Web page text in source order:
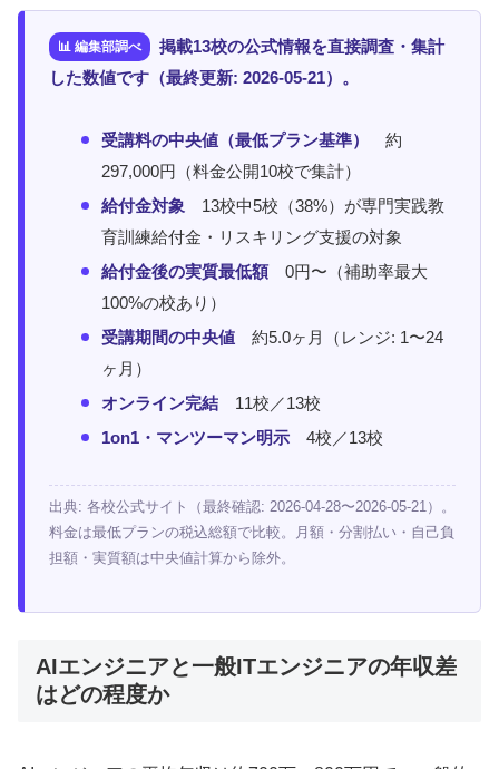
掲載13校の公式情報を直接調査・集計
した数値です（最終更新: 2026-05-21）。
受講料の中央値（最低プラン基準）
約
297,000円（料金公開10校で集計）
給付金対象 13校中5校（38%）が専門実践教
育訓練給付金・リスキリング支援の対象
給付金後の実質最低額0円〜（補助率最大
100%の校あり）
受講期間の中央値 約5.0ヶ月（レンジ: 1〜24
ヶ月）
オンライン完結 11校／13校
1on1・マンツーマン明示 4校／13校
出典: 各校公式サイト（最終確認: 2026-04-28〜2026-05-21）。
料金は最低プランの税込総額で比較。月額・分割払い・自己負
担額・実質額は中央値計算から除外。
AIエンジニアと一般ITエンジニアの年収差
はどの程度か